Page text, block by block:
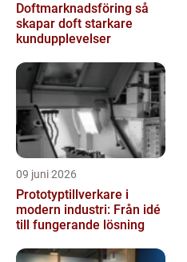
Doftmarknadsföring så
skapar doft starkare
kundupplevelser
09 juni 2026
Prototyptillverkare i
modern industri: Från idé
till fungerande lösning